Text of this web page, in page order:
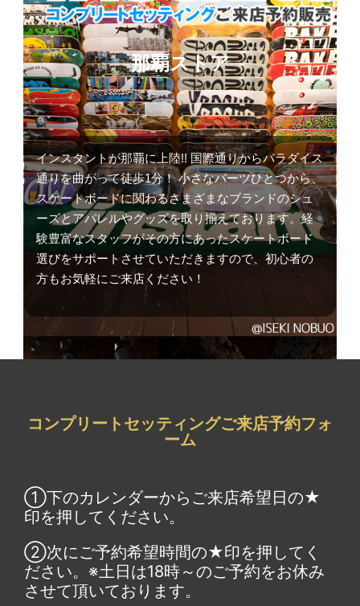
那覇ストア
インスタントが那覇に上陸!! 国際通りからパラダイス
通りを曲がって徒歩1分！ 小さなパーツひとつから、
スケートボードに関わるさまざまなブランドのシュ
ーズとアパレルやグッズを取り揃えております。経
験豊富なスタッフがその方にあったスケートボード
選びをサポートさせていただきますので、初心者の
方もお気軽にご来店ください！
コンプリートセッティングご来店予約フォ
ーム
①下のカレンダーからご来店希望日の★
印を押してください。
②次にご予約希望時間の★印を押してく
ださい。※土日は18時～のご予約をお休み
させて頂いております。